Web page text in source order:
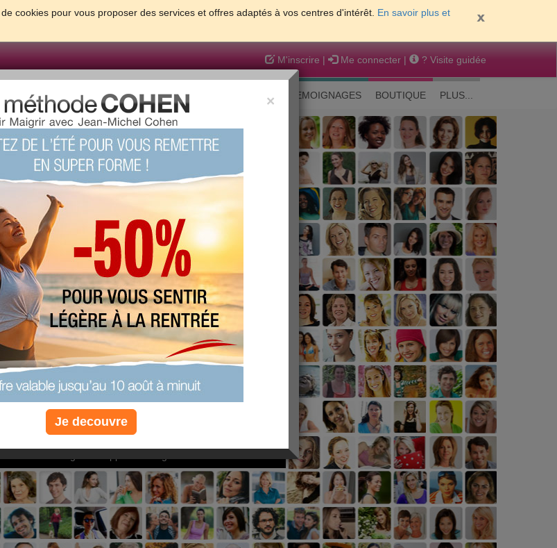
cookies pour vous proposer des services et offres adaptés à vos centres d'intérêt. En savoir plus et
M'inscrire | Me connecter | ? Visite guidée
PSYCHO & TESTS GROSSESSE & BEBE TEMOIGNAGES BOUTIQUE PLUS...
pour maigrir et être bien dans sa peau
PLUS
SANTÉ
PLUS
COACHING
Non, je préfère le régime gratuit
×
Je decouvre